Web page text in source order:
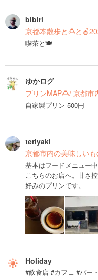
bibiri
京都本散歩と🍮と
喫茶と🍽
ゆかログ
プリンMAP🍮/ 京都市
自家製プリン 500円
teriyaki
京都市内の美味しい
基本はフードメニュー
こちらのお店へ。甘さ
好みのプリンです。
Holiday
#飲食店 #カフェ #バー